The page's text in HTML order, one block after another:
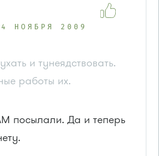
НОЯБРЯ 2009
и тунеядствовать.
работы их.
посылали. Да и теперь